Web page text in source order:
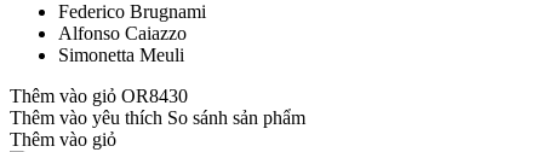
Federico Brugnami
Alfonso Caiazzo
Simonetta Meuli
Thêm vào giỏ OR8430
Thêm vào yêu thích So sánh sản phẩm
Thêm vào giỏ